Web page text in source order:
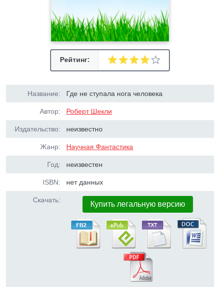
Рейтинг:
Название: Где не ступала нога человека
Автор: Роберт Шекли
Издательство: неизвестно
Жанр: Научная Фантастика
Год: неизвестен
ISBN: нет данных
Скачать: Купить легальную версию